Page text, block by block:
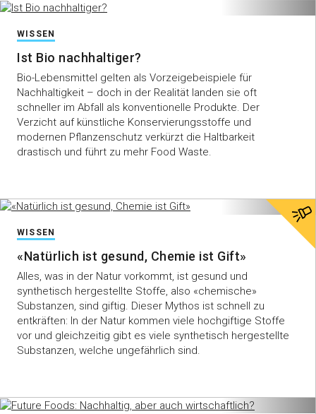
WISSEN
Ist Bio nachhaltiger?
Bio-Lebensmittel gelten als Vorzeigebeispiele für
Nachhaltigkeit – doch in der Realität landen sie oft
schneller im Abfall als konventionelle Produkte. Der
Verzicht auf künstliche Konservierungsstoffe und
modernen Pflanzenschutz verkürzt die Haltbarkeit
drastisch und führt zu mehr Food Waste.
WISSEN
«Natürlich ist gesund, Chemie ist Gift»
Alles, was in der Natur vorkommt, ist gesund und
synthetisch hergestellte Stoffe, also «chemische»
Substanzen, sind giftig. Dieser Mythos ist schnell zu
entkräften: In der Natur kommen viele hochgiftige Stoffe
vor und gleichzeitig gibt es viele synthetisch hergestellte
Substanzen, welche ungefährlich sind.